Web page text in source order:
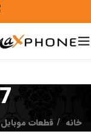
خانه قطعات موبایل